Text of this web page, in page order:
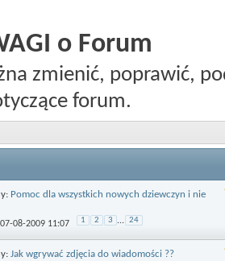
o Forum
zmienić, poprawić,
forum.
Pomoc dla wszystkich nowych dziewczyn i nie
08-2009 11:07 1 2 3 ... 24
Jak wgrywać zdjęcia do wiadomości ??